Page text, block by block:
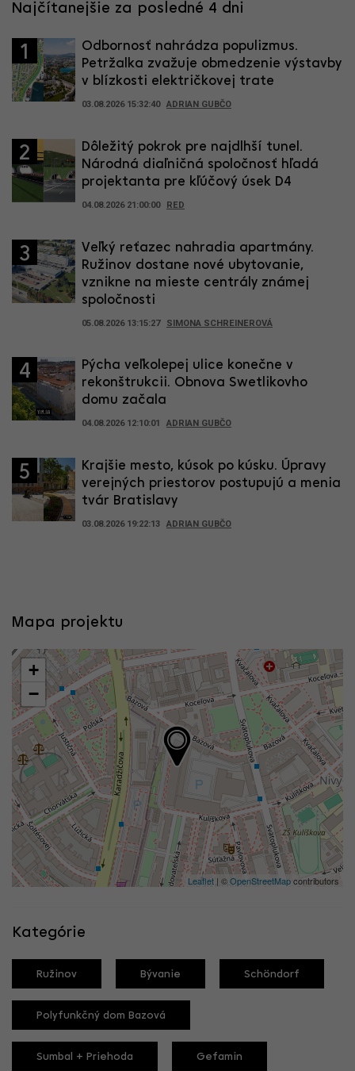
Najčítanejšie za posledné 4 dni
1
Odbornosť nahrádza populizmus.
Petržalka zvažuje obmedzenie výstavby
v blízkosti električkovej trate
03.08.2026 15:32:40 ADRIAN GUBČO
2
Dôležitý pokrok pre najdlhší tunel.
Národná diaľničná spoločnosť hľadá
projektanta pre kľúčový úsek D4
04.08.2026 21:00:00 RED
3
Veľký reťazec nahradia apartmány.
Ružinov dostane nové ubytovanie,
vznikne na mieste centrály známej
spoločnosti
05.08.2026 13:15:27 SIMONA SCHREINEROVÁ
4
Pýcha veľkolepej ulice konečne v
rekonštrukcii. Obnova Swetlikovho
domu začala
04.08.2026 12:10:01 ADRIAN GUBČO
5
Krajšie mesto, kúsok po kúsku. Úpravy
verejných priestorov postupujú a menia
tvár Bratislavy
03.08.2026 19:22:13 ADRIAN GUBČO
Mapa projektu
+
−
Leaflet | ©OpenStreetMapcontributors
Kategórie
Ružinov Bývanie Schöndorf
Polyfunkčný dom Bazová
Sumbal + Priehoda Gefamin